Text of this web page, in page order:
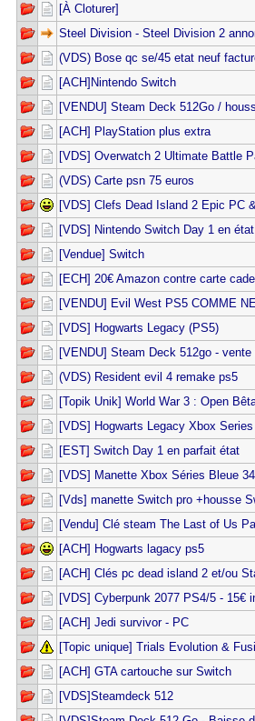
[À Cloturer]
Steel Division - Steel Division 2
(VDS) Bose qc se/45 etat neuf
[ACH]Nintendo Switch
[VENDU] Steam Deck 512Go /
[ACH] PlayStation plus extra
[VDS] Overwatch 2 Ultimate Battle
(VDS) Carte psn 75 euros
[VDS] Clefs Dead Island 2 Epic PC
[VDS] Nintendo Switch Day 1 en
[Vendue] Switch
[ECH] 20€ Amazon contre carte
[VENDU] Evil West PS5 COMME
[VDS] Hogwarts Legacy (PS5)
[VENDU] Steam Deck 512go - vente
(VDS) Resident evil 4 remake ps5
[Topik Unik] World War 3 : Open
[VDS] Hogwarts Legacy Xbox
[EST] Switch Day 1 en parfait état
[VDS] Manette Xbox Séries Bleue
[Vds] manette Switch pro +housse
[Vendu] Clé steam The Last of Us
[ACH] Hogwarts lagacy ps5
[ACH] Clés pc dead island 2 et/ou
[VDS] Cyberpunk 2077 PS4/5 - 15€
[ACH] Jedi survivor - PC
[Topic unique] Trials Evolution &
[ACH] GTA cartouche sur Switch
[VDS]Steamdeck 512